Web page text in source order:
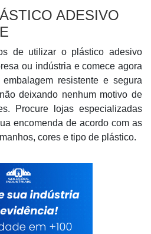
ADESIVO
de utilizar o plástico adesivo
ou indústria e comece agora
resistente e segura
deixando nenhum motivo de
Procure lojas especializadas
encomenda de acordo com as
cores e tipo de plástico.